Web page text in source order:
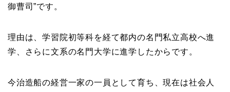
御曹司”です。
理由は、学習院初等科を経て都内の名門私立高校へ進
学、さらに文系の名門大学に進学したからです。
今治造船の経営一家の一員として育ち、現在は社会人